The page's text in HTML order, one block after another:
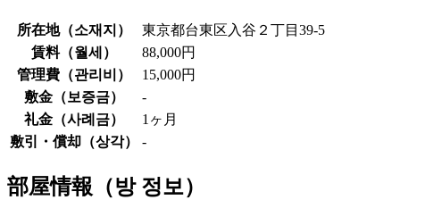
所在地（소재지 ）
東京都台東区入谷２丁目39-5
賃料（월세 ）
88,000円
管理費（관리비 ）
15,000円
敷金（보증금）
-
礼金（사례금）
1ヶ月
敷引・償却（상각） -
部屋情報（방 정보）